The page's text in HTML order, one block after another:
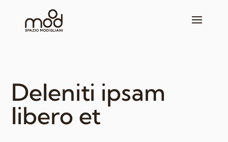
Deleniti ipsam
libero et